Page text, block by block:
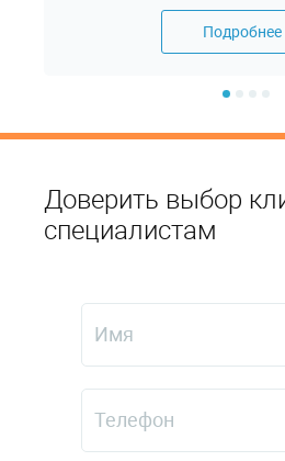
Подробнее
Доверить выбор
специалистам